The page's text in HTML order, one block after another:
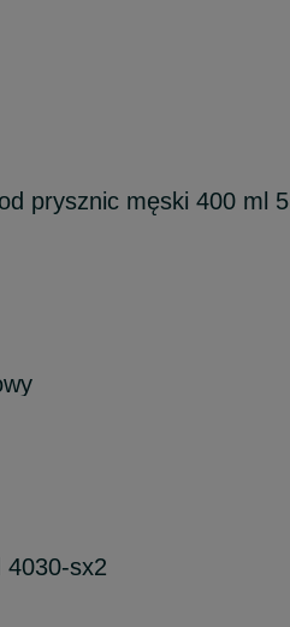
prysznic męski 400 ml 5
4030-sx2